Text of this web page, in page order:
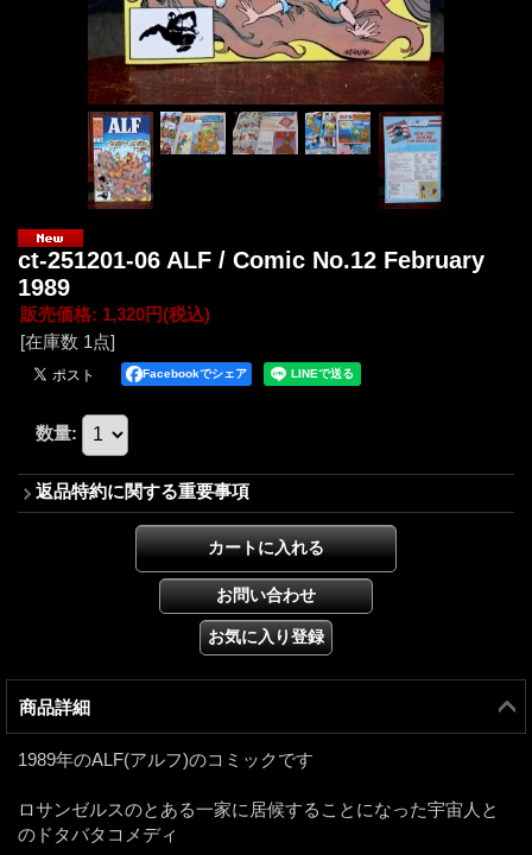
ct-251201-06 ALF / Comic No.12 February
1989
販売価格: 1,320円(税込)
[在庫数 1点]
Facebookでシェア
数量:
返品特約に関する重要事項
商品詳細
1989年のALF(アルフ)のコミックです
ロサンゼルスのとある一家に居候することになった宇宙人と
のドタバタコメディ